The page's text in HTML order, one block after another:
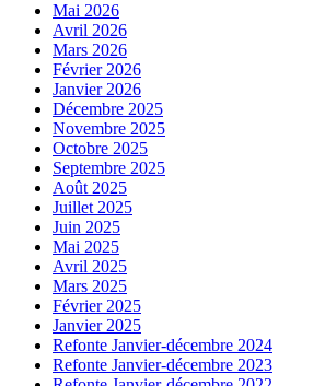
Mai 2026
Avril 2026
Mars 2026
Février 2026
Janvier 2026
Décembre 2025
Novembre 2025
Octobre 2025
Septembre 2025
Août 2025
Juillet 2025
Juin 2025
Mai 2025
Avril 2025
Mars 2025
Février 2025
Janvier 2025
Refonte Janvier-décembre 2024
Refonte Janvier-décembre 2023